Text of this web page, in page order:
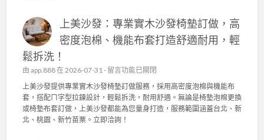
台
高
茶
發
的
品
質
上美沙發：專業實木沙發椅墊訂做，高
密度泡棉、機能布套打造舒適耐用，輕
鬆拆洗！
由 app.888在 2026-07-31 - 在
〈
上
美
沙
發
留言功能已關閉
上美沙發提供專業實木沙發椅墊訂做服務，採用高密度泡棉與機能布
套，搭配ㄇ字型拉鍊設計，輕鬆拆洗，耐用舒適。無論是椅墊泡棉更換
或椅墊布套訂做，上美沙發都能為您量身打造，服務範圍涵蓋台北、新
北、桃園、新竹苗栗。立即洽詢！